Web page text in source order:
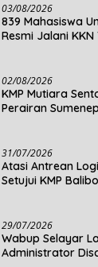
03/08/2026
839 Mahasiswa
Resmi Jalani KKN
02/08/2026
KMP Mutiara
Perairan
31/07/2026
Atasi Antrean
Setujui KMP
29/07/2026
Wabup Selayar
Administrator